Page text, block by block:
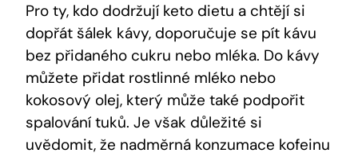
Pro ty, kdo dodržují keto dietu a chtějí si
dopřát šálek kávy, doporučuje se pít kávu
bez přidaného cukru nebo mléka. Do kávy
můžete přidat rostlinné mléko nebo
kokosový olej, který může také podpořit
spalování tuků. Je však důležité si
uvědomit, že nadměrná konzumace kofeinu